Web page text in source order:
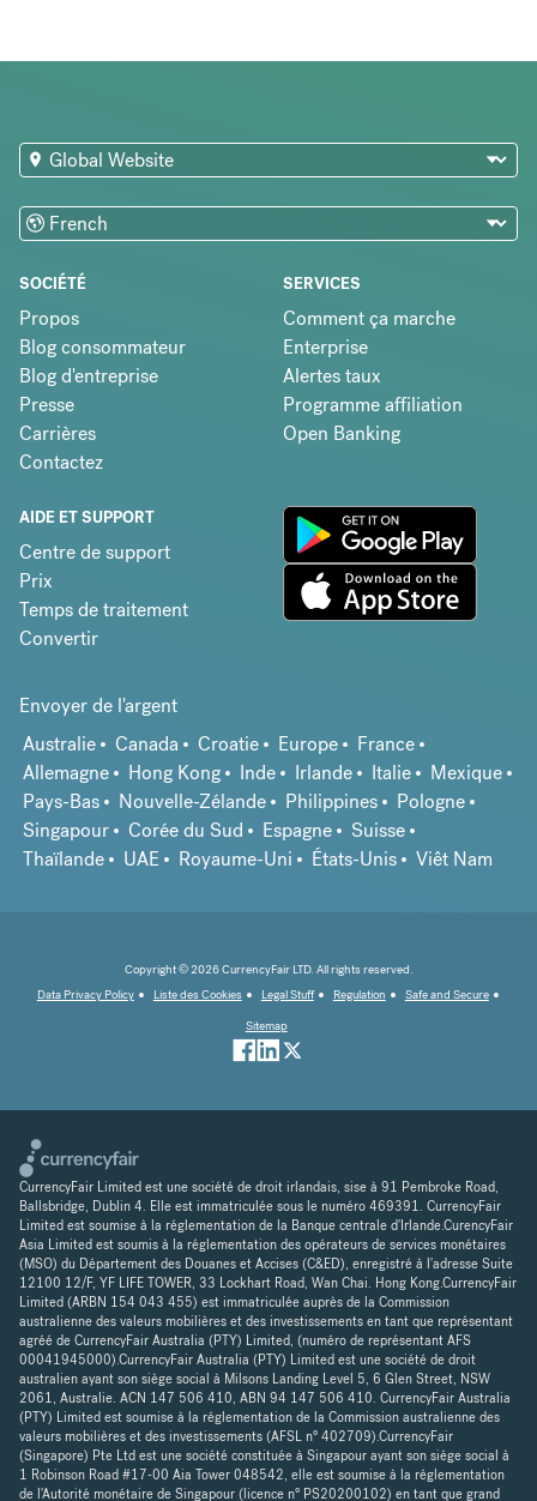
SOCIÉTÉ
Propos
Blog consommateur
Blog d'entreprise
Presse
Carrières
Contactez
SERVICES
Comment ça marche
Enterprise
Alertes taux
Programme affiliation
Open Banking
AIDE ET SUPPORT
Centre de support
Prix
Temps de traitement
Convertir
Envoyer de l'argent
Australie
Canada Croatie Europe
France
Allemagne
Hong Kong Inde Irlande Italie
Mexique
Pays-Bas
Nouvelle-Zélande Philippines
Pologne
Singapour
Corée du Sud Espagne
Suisse
Thaïlande
UAE Royaume-Uni États-Unis Viêt Nam
Copyright © 2026 CurrencyFair LTD. All rights reserved.
Data Privacy Policy
Liste des Cookies Legal Stuff Regulation
Safe and Secure
Sitemap
CurrencyFair Limited est une société de droit irlandais, sise à 91 Pembroke Road,
Ballsbridge, Dublin 4. Elle est immatriculée sous le numéro 469391. CurrencyFair
Limited est soumise à la réglementation de la Banque centrale d'Irlande.CurencyFair
Asia Limited est soumis à la réglementation des opérateurs de services monétaires
(MSO) du Département des Douanes et Accises (C&ED), enregistré à l'adresse Suite
12100 12/F, YF LIFE TOWER, 33 Lockhart Road, Wan Chai. Hong Kong.CurrencyFair
Limited (ARBN 154 043 455) est immatriculée auprès de la Commission
australienne des valeurs mobilières et des investissements en tant que représentant
agréé de CurrencyFair Australia (PTY) Limited, (numéro de représentant AFS
00041945000).CurrencyFair Australia (PTY) Limited est une société de droit
australien ayant son siège social à Milsons Landing Level 5, 6 Glen Street, NSW
2061, Australie. ACN 147 506 410, ABN 94 147 506 410. CurrencyFair Australia
(PTY) Limited est soumise à la réglementation de la Commission australienne des
valeurs mobilières et des investissements (AFSL n° 402709).CurrencyFair
(Singapore) Pte Ltd est une société constituée à Singapour ayant son siège social à
1 Robinson Road #17-00 Aia Tower 048542, elle est soumise à la réglementation
de l'Autorité monétaire de Singapour (licence n° PS20200102) en tant que grand